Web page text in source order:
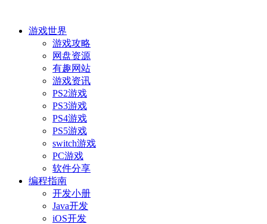
游戏世界
游戏攻略
网盘资源
有趣网站
游戏资讯
PS2游戏
PS3游戏
PS4游戏
PS5游戏
switch游戏
PC游戏
软件分享
编程指南
开发小册
Java开发
iOS开发